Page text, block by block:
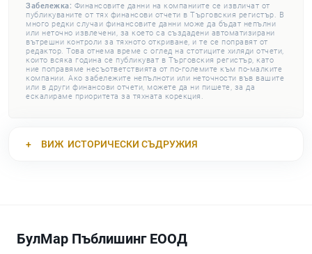
Забележка: Финансовите данни на компаниите се извличат от
публикуваните от тях финансови отчети в Търговския регистър. В
много редки случаи финансовите данни може да бъдат непълни
или неточно извлечени, за което са създадени автоматизирани
вътрешни контроли за тяхното откриване, и те се поправят от
редактор. Това отнема време с оглед на стотиците хиляди отчети,
които всяка година се публикуват в Търговския регистър, като
ние поправяме несъответствията от по-големите към по-малките
компании. Ако забележите непълноти или неточности във вашите
или в други финансови отчети, можете да ни пишете, за да
ескалираме приоритета за тяхната корекция.
ВИЖ ИСТОРИЧЕСКИ СЪДРУЖИЯ
БулМар Пъблишинг ЕООД